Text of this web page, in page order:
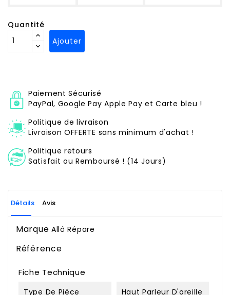
Quantité
Ajouter
Paiement Sécurisé
PayPal, Google Pay Apple Pay et Carte bleu !
Politique de livraison
Livraison OFFERTE sans minimum d'achat !
Politique retours
Satisfait ou Remboursé ! (14 Jours)
Détails Avis
Marque Allô Répare
Référence
Fiche Technique
Type De Pièce Haut Parleur D'oreille